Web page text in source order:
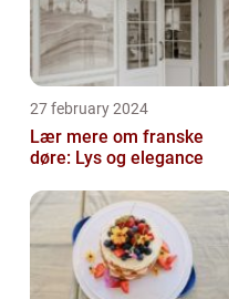
27 february 2024
Lær mere om franske
døre: Lys og elegance